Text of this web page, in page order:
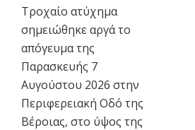
Τροχαίο ατύχημα
σημειώθηκε αργά το
απόγευμα της
Παρασκευής 7
Αυγούστου 2026 στην
Περιφερειακή Οδό της
Βέροιας, στο ύψος της